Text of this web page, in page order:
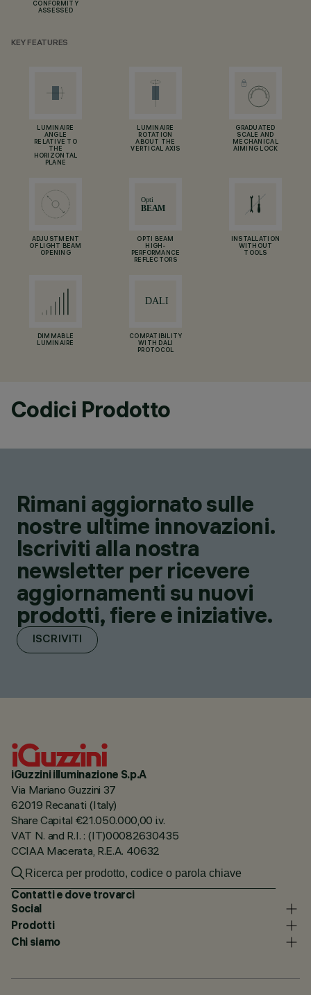
CONFORMITY
ASSESSED
KEY FEATURES
LUMINAIRE
ANGLE
RELATIVE TO
THE
HORIZONTAL
PLANE
LUMINAIRE
ROTATION
ABOUT THE
VERTICAL AXIS
GRADUATED
SCALE AND
MECHANICAL
AIMING LOCK
ADJUSTMENT
OF LIGHT BEAM
OPENING
OPTI BEAM
HIGH-
PERFORMANCE
REFLECTORS
INSTALLATION
WITHOUT
TOOLS
DIMMABLE
LUMINAIRE
COMPATIBILITY
WITH DALI
PROTOCOL
Codici Prodotto
Rimani aggiornato sulle
nostre ultime innovazioni.
Iscriviti alla nostra
newsletter per ricevere
aggiornamenti su nuovi
prodotti, fiere e iniziative.
ISCRIVITI
iGuzzini illuminazione S.p.A
Via Mariano Guzzini 37
62019 Recanati (Italy)
Share Capital €21.050.000,00 i.v.
VAT N. and R.I. : (IT)00082630435
CCIAA Macerata, R.E.A. 40632
Contatti e dove trovarci
Social
Prodotti
Chi siamo